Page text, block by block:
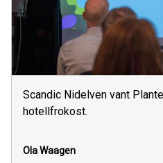
Scandic Nidelven vant
hotellfrokost.
Ola Waagen